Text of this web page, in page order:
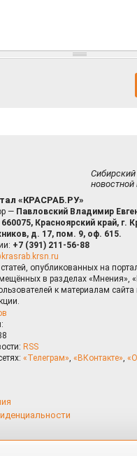
Сибирский
новостной
«КРАСРАБ.РУ»
— Павловский Владимир
660075, Красноярский край, г.
д. 17, пом. 9, оф. 615.
+7 (391) 211-56-88
опубликованных на
в разделах «Мнения»,
к материалам сайта
RSS
«Телеграм», «ВКонтакте»,